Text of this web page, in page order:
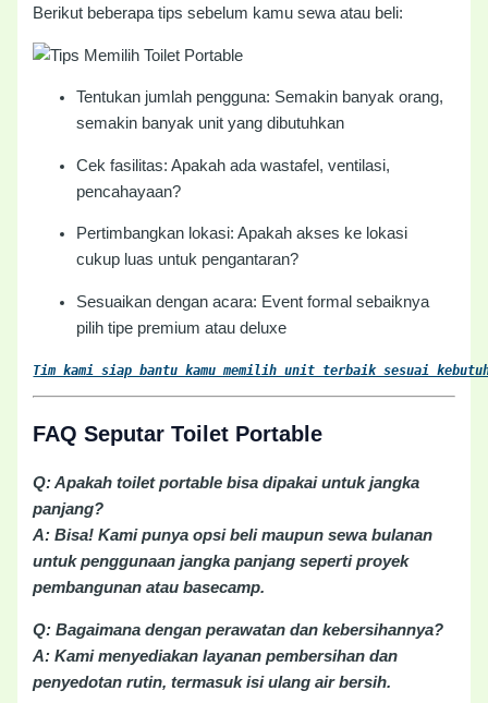
Berikut beberapa tips sebelum kamu sewa atau beli:
Tentukan jumlah pengguna: Semakin banyak orang,
semakin banyak unit yang dibutuhkan
Cek fasilitas: Apakah ada wastafel, ventilasi,
pencahayaan?
Pertimbangkan lokasi: Apakah akses ke lokasi
cukup luas untuk pengantaran?
Sesuaikan dengan acara: Event formal sebaiknya
pilih tipe premium atau deluxe
Tim kami siap bantu kamu memilih unit terbaik sesuai
FAQ Seputar Toilet Portable
Q: Apakah toilet portable bisa dipakai untuk jangka
panjang?
A: Bisa! Kami punya opsi beli maupun sewa bulanan
untuk penggunaan jangka panjang seperti proyek
pembangunan atau basecamp.
Q: Bagaimana dengan perawatan dan kebersihannya?
A: Kami menyediakan layanan pembersihan dan
penyedotan rutin, termasuk isi ulang air bersih.